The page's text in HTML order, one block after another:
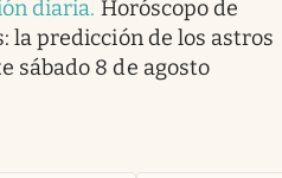
diaria. Horóscopo de
la predicción de los astros
sábado 8 de agosto